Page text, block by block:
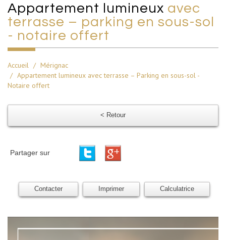
appartement lumineux avec
terrasse – parking en sous-sol
- notaire offert
Accueil
Mérignac
Appartement lumineux avec terrasse – Parking en sous-sol -
Notaire offert
< Retour
Partager sur
Contacter Imprimer Calculatrice